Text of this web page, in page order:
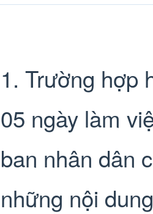
1. Trường hợp
05 ngày làm
ban nhân dân
những nội